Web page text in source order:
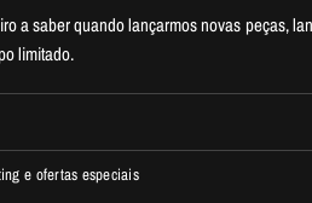
a saber quando lançarmos novas peças,
limitado.
e ofertas especiais